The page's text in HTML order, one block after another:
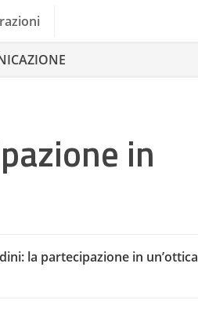
in
la partecipazione in un’ottica